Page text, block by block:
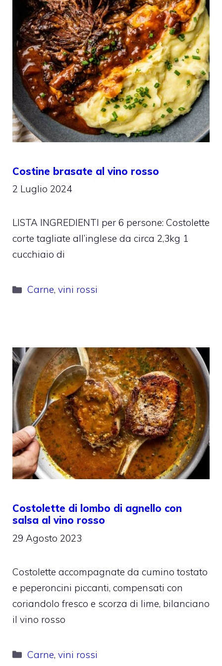
Costine brasate al vino rosso
2 Luglio 2024
LISTA INGREDIENTI per 6 persone: Costolette
corte tagliate all’inglese da circa 2,3kg 1
cucchiaio di
Categorie
Carne,vini rossi
Costolette di lombo di agnello con
salsa al vino rosso
29 Agosto 2023
Costolette accompagnate da cumino tostato
e peperoncini piccanti, compensati con
coriandolo fresco e scorza di lime, bilanciano
il vino rosso
Categorie
Carne,vini rossi